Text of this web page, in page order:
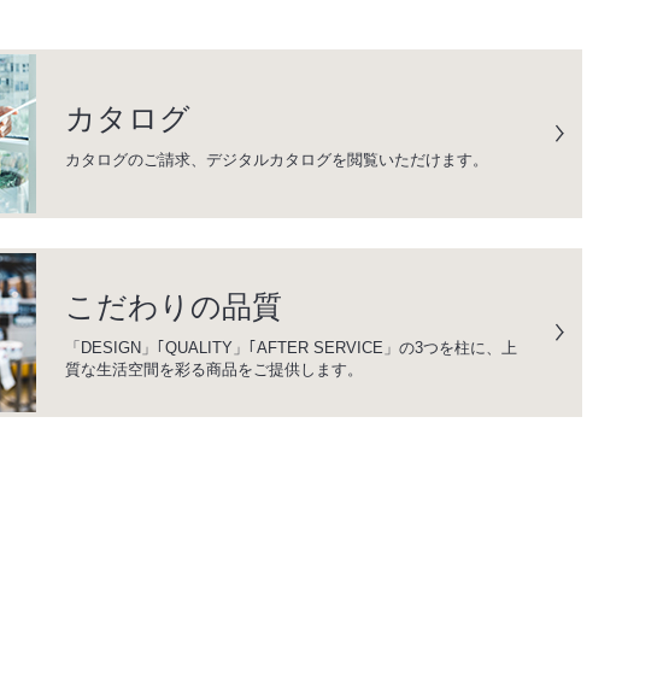
カタログ
カタログのご請求、デジタルカタログを閲覧いただけます。
こだわりの品質
「DESIGN」｢QUALITY」｢AFTER SERVICE」の3つを柱に、上
質な生活空間を彩る商品をご提供します。